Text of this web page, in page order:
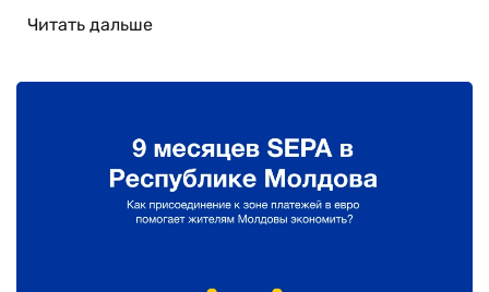
Читать дальше